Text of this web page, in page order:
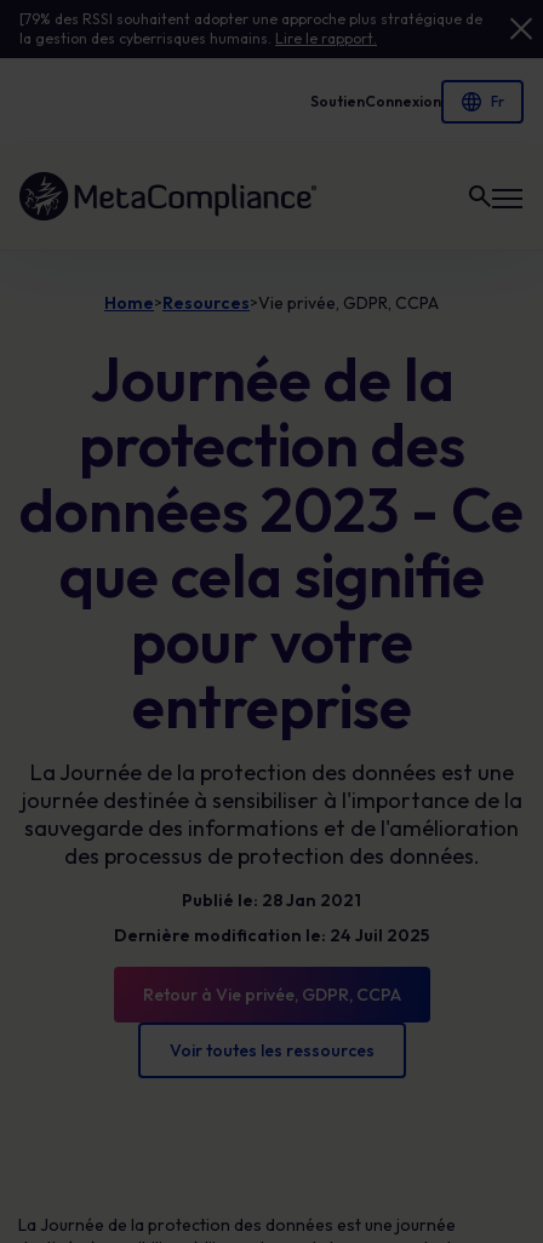
[79% des RSSI souhaitent adopter une approche plus stratégique de
la gestion des cyberrisques humains. Lire le rapport.
SoutienConnexion
Lien vers la page d'accueil
Home>Resources>Vie privée, GDPR, CCPA
Journée de la
protection des
données 2023 - Ce
que cela signifie
pour votre
entreprise
La Journée de la protection des données est une
journée destinée à sensibiliser à l'importance de la
sauvegarde des informations et de l'amélioration
des processus de protection des données.
Publié le: 28 Jan 2021
Dernière modification le: 24 Juil 2025
Retour à Vie privée, GDPR, CCPA
Voir toutes les ressources
La Journée de la protection des données est une journée